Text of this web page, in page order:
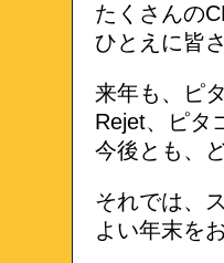
たくさんの
ひとえに皆
来年も、ピ
Rejet、ピタ
今後とも、
それでは、
よい年末を